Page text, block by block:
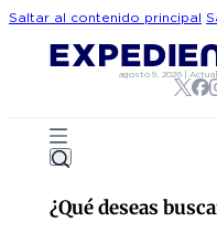
Saltar al contenido principal
agosto 9, 2026 |
¿Qué deseas